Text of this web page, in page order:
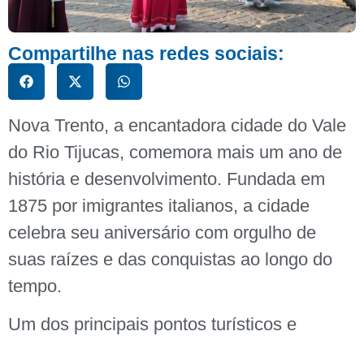
Compartilhe nas redes sociais:
Nova Trento, a encantadora cidade do Vale
do Rio Tijucas, comemora mais um ano de
história e desenvolvimento. Fundada em
1875 por imigrantes italianos, a cidade
celebra seu aniversário com orgulho de
suas raízes e das conquistas ao longo do
tempo.
Um dos principais pontos turísticos e